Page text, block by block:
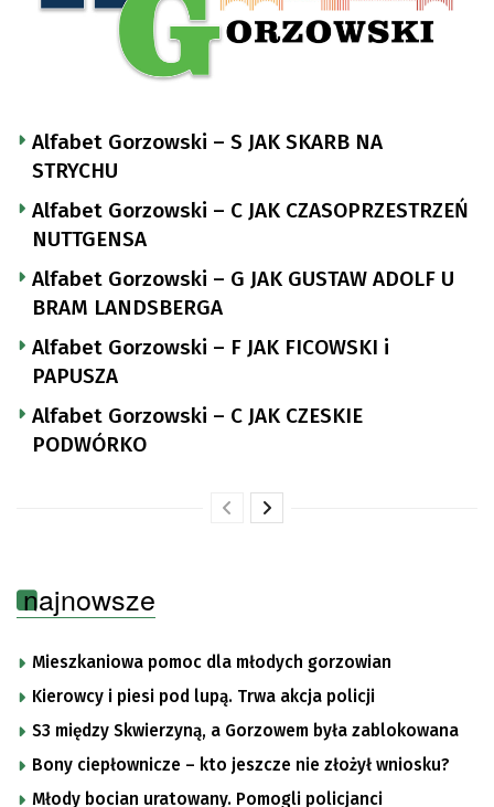
Alfabet Gorzowski – S JAK SKARB NA
STRYCHU
Alfabet Gorzowski – C JAK CZASOPRZESTRZEŃ
NUTTGENSA
Alfabet Gorzowski – G JAK GUSTAW ADOLF U
BRAM LANDSBERGA
Alfabet Gorzowski – F JAK FICOWSKI i
PAPUSZA
Alfabet Gorzowski – C JAK CZESKIE
PODWÓRKO
najnowsze
Mieszkaniowa pomoc dla młodych gorzowian
Kierowcy i piesi pod lupą. Trwa akcja policji
S3 między Skwierzyną, a Gorzowem była zablokowana
Bony ciepłownicze – kto jeszcze nie złożył wniosku?
Młody bocian uratowany. Pomogli policjanci